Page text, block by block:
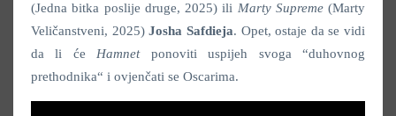
(Jedna bitka poslije druge, 2025) ili Marty Supreme (Marty
Veličanstveni, 2025)Josha Safdieja. Opet, ostaje da se vidi
da li će Hamnetponoviti uspijeh svoga “duhovnog
prethodnika“ i ovjenčati se Oscarima.